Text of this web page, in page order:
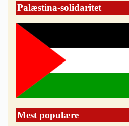
Palæstina-solidaritet
Mest populære